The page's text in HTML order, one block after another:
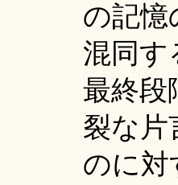
の記憶
混同す
最終段
裂な片
のに対